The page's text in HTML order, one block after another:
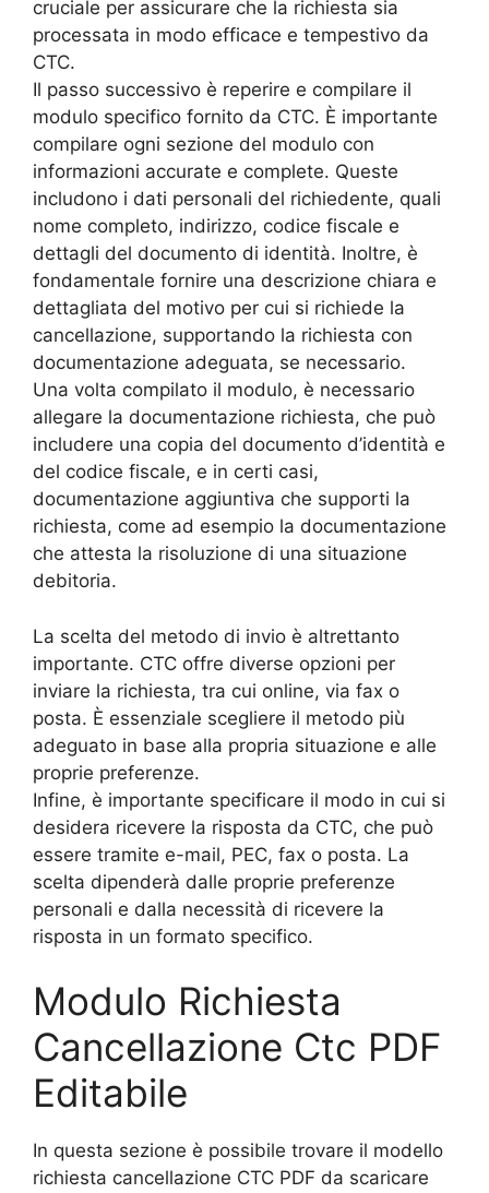
cruciale per assicurare che la richiesta sia
processata in modo efficace e tempestivo da
CTC.
Il passo successivo è reperire e compilare il
modulo specifico fornito da CTC. È importante
compilare ogni sezione del modulo con
informazioni accurate e complete. Queste
includono i dati personali del richiedente, quali
nome completo, indirizzo, codice fiscale e
dettagli del documento di identità. Inoltre, è
fondamentale fornire una descrizione chiara e
dettagliata del motivo per cui si richiede la
cancellazione, supportando la richiesta con
documentazione adeguata, se necessario.
Una volta compilato il modulo, è necessario
allegare la documentazione richiesta, che può
includere una copia del documento d’identità e
del codice fiscale, e in certi casi,
documentazione aggiuntiva che supporti la
richiesta, come ad esempio la documentazione
che attesta la risoluzione di una situazione
debitoria.
La scelta del metodo di invio è altrettanto
importante. CTC offre diverse opzioni per
inviare la richiesta, tra cui online, via fax o
posta. È essenziale scegliere il metodo più
adeguato in base alla propria situazione e alle
proprie preferenze.
Infine, è importante specificare il modo in cui si
desidera ricevere la risposta da CTC, che può
essere tramite e-mail, PEC, fax o posta. La
scelta dipenderà dalle proprie preferenze
personali e dalla necessità di ricevere la
risposta in un formato specifico.
Modulo Richiesta
Cancellazione Ctc PDF
Editabile
In questa sezione è possibile trovare il modello
richiesta cancellazione CTC PDF da scaricare